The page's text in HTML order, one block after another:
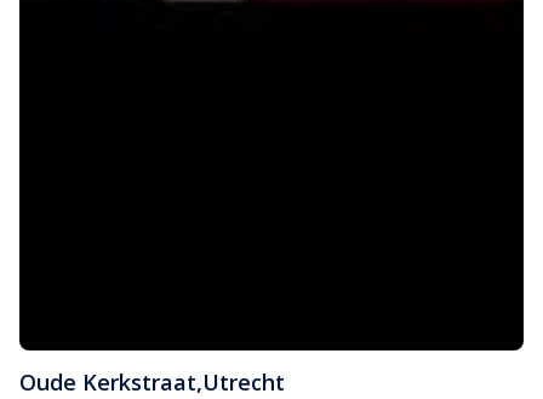
Oude Kerkstraat,Utrecht